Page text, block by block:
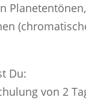
Du:
von 2